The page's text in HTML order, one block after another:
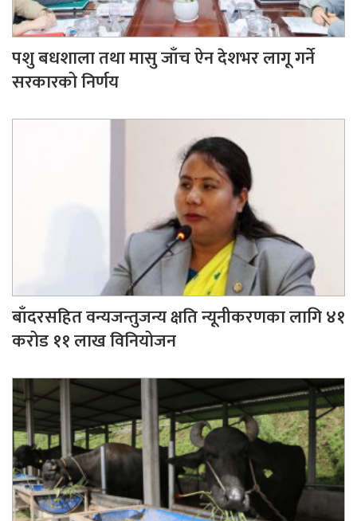
पशु बधशाला तथा मासु जाँच ऐन देशभर लागू गर्ने
सरकारको निर्णय
बाँदरसहित वन्यजन्तुजन्य क्षति न्यूनीकरणका लागि ४१
करोड ११ लाख विनियोजन